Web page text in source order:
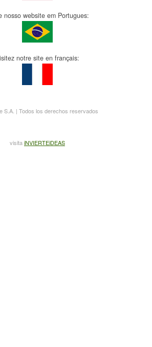
nosso website em Portugues:
notre site en français:
S.A. | Todos los derechos reservados
visita iNVIERTEiDEAS